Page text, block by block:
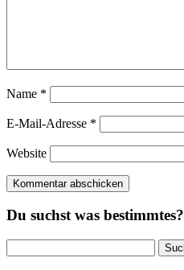
Name *
E-Mail-Adresse *
Website
Du suchst was bestimmtes?
nach: